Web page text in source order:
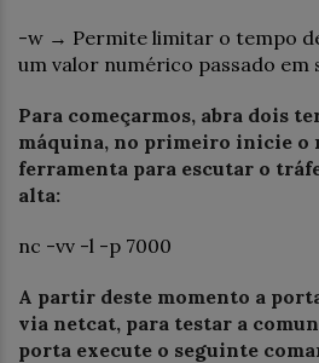
-w → Permite limitar o tempo
um valor numérico passado em
Para começarmos, abra dois
máquina, no primeiro inicie o
ferramenta para escutar o
alta:
nc -vv -l -p 7000
A partir deste momento a
via netcat, para testar a
porta execute o seguinte